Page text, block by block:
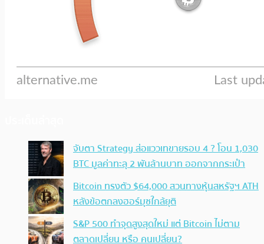
จับตา Strategy ส่อแววเทขายรอบ 4 ? โอน 1,030
BTC มูลค่าทะลุ 2 พันล้านบาท ออกจากกระเป๋า
Bitcoin ทรงตัว $64,000 สวนทางหุ้นสหรัฐฯ ATH
หลังข้อตกลงฮอร์มุซใกล้ยุติ
S&P 500 ทำจุดสูงสุดใหม่ แต่ Bitcoin ไม่ตาม
ตลาดเปลี่ยน หรือ คนเปลี่ยน?